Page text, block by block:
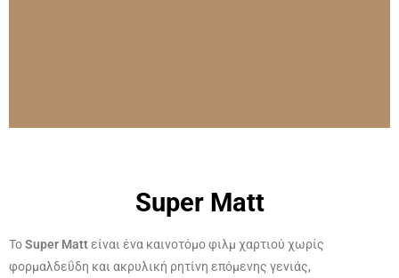
Super Matt
ToSuper Mattείναι ένα καινοτόμο φιλμ χαρτιού χωρίς
φορμαλδεΰδη και ακρυλική ρητίνη επόμενης γενιάς,